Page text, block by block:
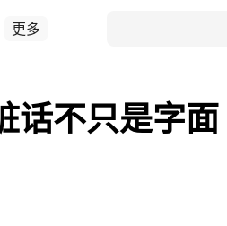
更多
话不只是字面